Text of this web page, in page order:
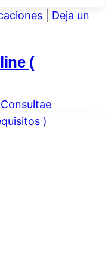
Deja un
(
Consultae